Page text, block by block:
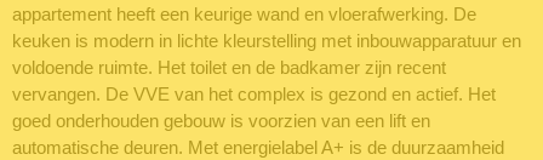
appartement heeft een keurige wand en vloerafwerking. De
keuken is modern in lichte kleurstelling met inbouwapparatuur en
voldoende ruimte. Het toilet en de badkamer zijn recent
vervangen. De VVE van het complex is gezond en actief. Het
goed onderhouden gebouw is voorzien van een lift en
automatische deuren. Met energielabel A+ is de duurzaamheid